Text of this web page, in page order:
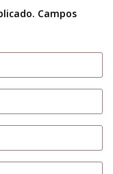
Campos